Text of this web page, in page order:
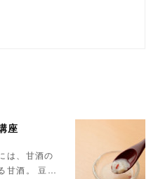
座
は、甘酒の
甘酒。 豆…